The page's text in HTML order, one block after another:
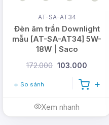
AT-SA-AT34
Đèn âm trần Downlight
mẫu [AT-SA-AT34] 5W-
18W | Saco
172.000 103.000
So sánh
Xem nhanh